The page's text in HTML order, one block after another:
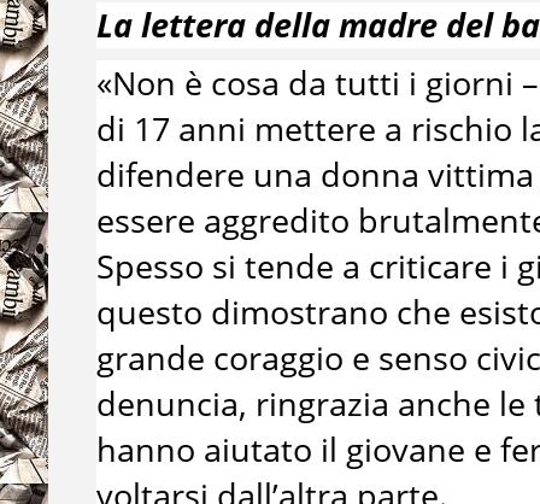
La lettera della madre del
«Non è cosa da tutti i giorni
di 17 anni mettere a rischio
difendere una donna
essere aggredito
Spesso si tende a criticare i
questo dimostrano che
grande coraggio e senso
denuncia, ringrazia anche
hanno aiutato il giovane e
voltarsi dall’altra parte.